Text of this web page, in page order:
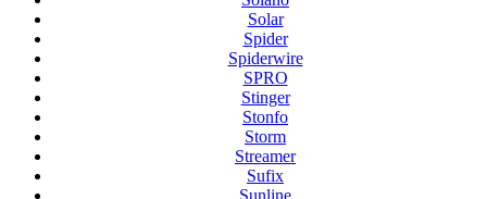
Solar
Spider
Spiderwire
SPRO
Stinger
Stonfo
Storm
Streamer
Sufix